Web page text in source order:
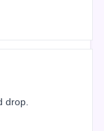
drop.